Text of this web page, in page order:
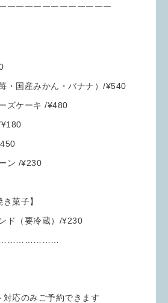
￣￣￣￣￣￣￣￣￣￣￣￣
・国産みかん・バナナ）/¥540
ズケーキ /¥480
ン /¥230
菓子】
ド（要冷蔵）/¥230
対応のみご予約できます